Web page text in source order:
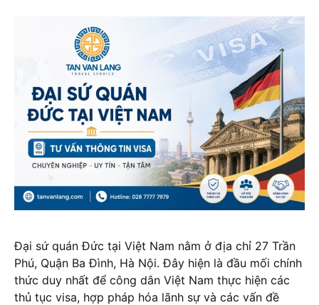
Đại sứ quán Đức tại Việt Nam nằm ở địa chỉ 27 Trần
Phú, Quận Ba Đình, Hà Nội. Đây hiện là đầu mối chính
thức duy nhất để công dân Việt Nam thực hiện các
thủ tục visa, hợp pháp hóa lãnh sự và các vấn đề